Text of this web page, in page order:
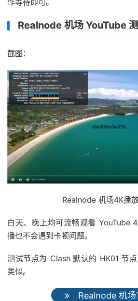
Realnode 机场 YouTube
截图：
Realnode 机场4K播
白天、晚上均可流畅观看 YouTube
播也不会遇到卡顿问题。
测试节点为 Clash 默认的 HK01 节
类似。
Realnode 机场